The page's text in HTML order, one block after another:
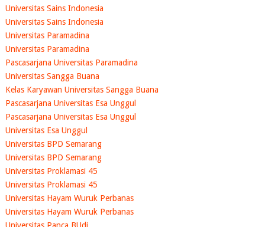
Universitas Sains Indonesia
Universitas Sains Indonesia
Universitas Paramadina
Universitas Paramadina
Pascasarjana Universitas Paramadina
Universitas Sangga Buana
Kelas Karyawan Universitas Sangga Buana
Pascasarjana Universitas Esa Unggul
Pascasarjana Universitas Esa Unggul
Universitas Esa Unggul
Universitas BPD Semarang
Universitas BPD Semarang
Universitas Proklamasi 45
Universitas Proklamasi 45
Universitas Hayam Wuruk Perbanas
Universitas Hayam Wuruk Perbanas
Universitas Panca BUdi